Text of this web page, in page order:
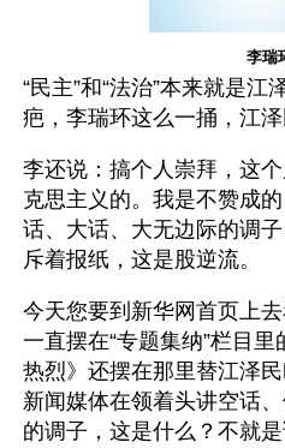
李瑞
“民主”和“法治”本来就是江
疤，李瑞环这么一捅，江
李还说：搞个人崇拜，这
克思主义的。我是不赞成
话、大话、大无边际的调
斥着报纸，这是股逆流。
今天您要到新华网首页上
一直摆在“专题集纳”栏目
热烈》还摆在那里替江泽
新闻媒体在领着头讲空话
的调子，这是什么？不就